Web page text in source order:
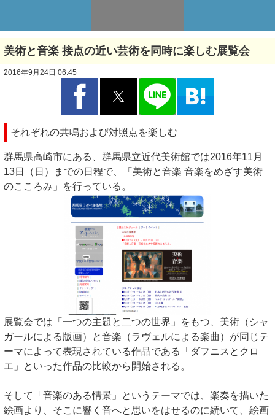
美術と音楽 接点の近い芸術を同時に楽しむ展覧会
2016年9月24日 06:45
それぞれの共鳴および対照点を楽しむ
群馬県高崎市にある、群馬県立近代美術館では2016年11月
13日（日）までの日程で、「美術と音楽 音楽をめざす美術
のこころみ」を行っている。
展覧会では「一つの主題と二つの世界」をもつ、美術（シャ
ガールによる版画）と音楽（ラヴェルによる楽曲）が同じテ
ーマによって表現されている作品である「ダフニスとクロ
エ」といった作品の比較から開始される。
そして「音楽のある情景」というテーマでは、楽奏を描いた
絵画より、そこに響く音へと思いをはせるのに続いて、絵画